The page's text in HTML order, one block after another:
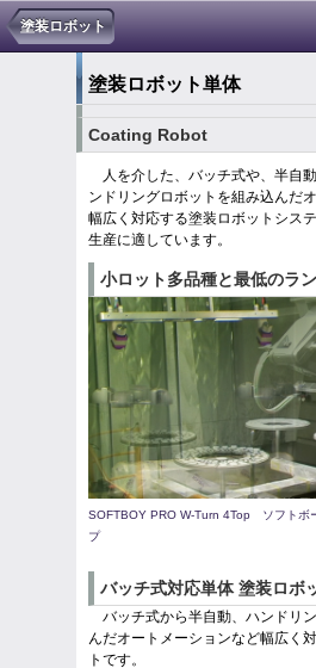
塗装ロボット
塗装ロボット単体
Coating Robot
人を介した、バッチ式や、半自
ンドリングロボットを組み込んだ
幅広く対応する塗装ロボットシス
生産に適しています。
小ロット多品種と最低のラ
SOFTBOY PRO W-Turn 4Top ソフトボ
プ
バッチ式対応単体 塗装ロボ
バッチ式から半自動、ハンドリ
んだオートメーションなど幅広く
トです。